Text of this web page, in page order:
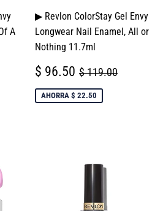
A
▶ Revlon ColorStay Gel Envy
Longwear Nail Enamel, All or
Nothing 11.7ml
PRECIO
DE
VENTA
$ 96.50 $
96.50
PRECIO
$ 119.00
AHORRA $ 22.50